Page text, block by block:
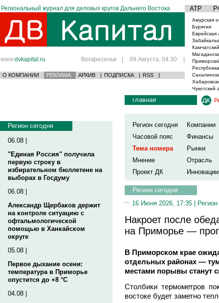
Региональный журнал для деловых кругов Дальнего Востока АТР
www.dvkapital.ru Воскресенье | 09 Августа, 04:30 |
О КОМПАНИИ РЕКЛАМА АРХИВ | ПОДПИСКА | RSS |
Амурская
Бурятия
Еврейская
Чукотский
Регион сегодня
06.08 |
"Единая Россия" получила
первую строку в
избирательном бюллетене на
выборах в Госдуму
06.08 |
Александр Щербаков держит
на контроле ситуацию с
офтальмологической
помощью в Ханкайском
округе
05.08 |
Первое дыхание осени:
температура в Приморье
опустится до +8 °C
04.08 |
главная
Регион сегодня
Компании
Часовой пояс
Финансы
Тема номера
Рынки
Мнение
Отрасль
Проект ДК
Инновации
Регион сегодня
16 Июня 2026, 17:35 |
Накроет после
на Приморье —
В Приморском крае
отдельных районах —
местами порывы станут
Столбики термометров
востоке будет заметно